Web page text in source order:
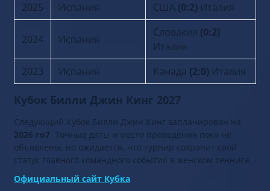
2025 Испания США (0:2) Италия
2024 Испания
Словакия (0:2)
Италия
2023
Испания Канада (2:0) Италия
Кубок Билли Джин Кинг 2027
Следующий Кубок Билли Джин Кинг запланирован на
2026 го7. Точные даты и место проведения пока не
объявлены, но ожидается, что турнир сохранит свой
статус главного командного события в женском теннисе.
Официальный сайт Кубка